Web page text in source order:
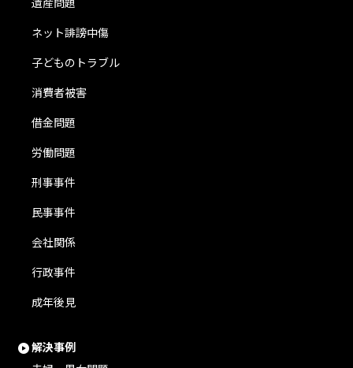
ネット誹謗中傷
子どものトラブル
消費者被害
借金問題
労働問題
刑事事件
民事事件
会社関係
行政事件
成年後見
解決事例